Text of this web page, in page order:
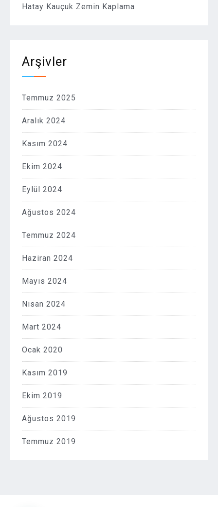
Hatay Kauçuk Zemin Kaplama
Arşivler
Temmuz 2025
Aralık 2024
Kasım 2024
Ekim 2024
Eylül 2024
Ağustos 2024
Temmuz 2024
Haziran 2024
Mayıs 2024
Nisan 2024
Mart 2024
Ocak 2020
Kasım 2019
Ekim 2019
Ağustos 2019
Temmuz 2019